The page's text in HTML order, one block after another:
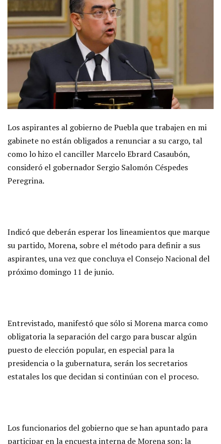
Los aspirantes al gobierno de Puebla que trabajen en mi
gabinete no están obligados a renunciar a su cargo, tal
como lo hizo el canciller Marcelo Ebrard Casaubón,
consideró el gobernador Sergio Salomón Céspedes
Peregrina.
Indicó que deberán esperar los lineamientos que marque
su partido, Morena, sobre el método para definir a sus
aspirantes, una vez que concluya el Consejo Nacional del
próximo domingo 11 de junio.
Entrevistado, manifestó que sólo si Morena marca como
obligatoria la separación del cargo para buscar algún
puesto de elección popular, en especial para la
presidencia o la gubernatura, serán los secretarios
estatales los que decidan si continúan con el proceso.
Los funcionarios del gobierno que se han apuntado para
participar en la encuesta interna de Morena son: la